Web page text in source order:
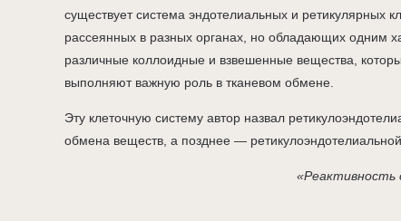
существует система эндотелиальных и ретикулярных
рассеянных в разных органах, но обладающих одним
различные коллоидные и взвешенные вещества,
выполняют важную роль в тканевом обмене.
Эту клеточную систему автор назвал
обмена веществ, а позднее —
«Реактивность